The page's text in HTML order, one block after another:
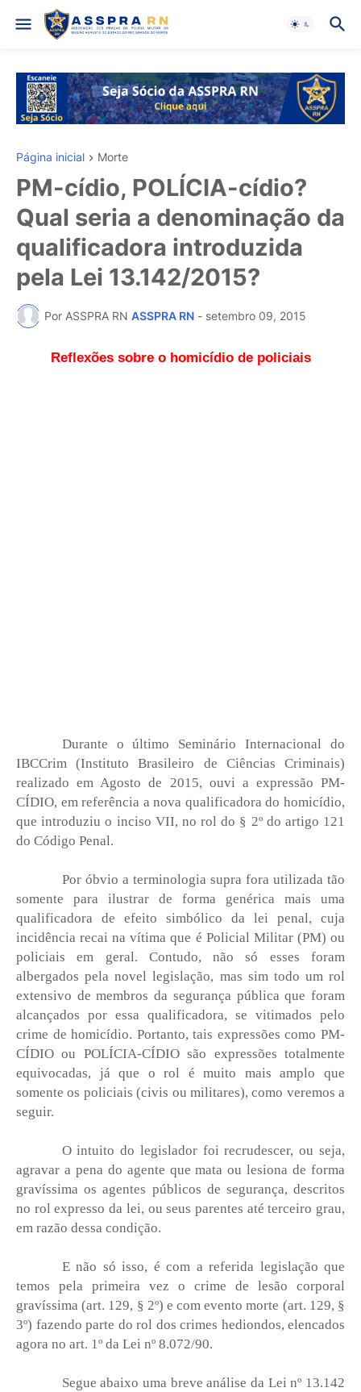
Página inicial Morte
PM-cídio, POLÍCIA-cídio?
Qual seria a denominação da
qualificadora introduzida
pela Lei 13.142/2015?
Por ASSPRA RN ASSPRA RN - setembro 09, 2015
Reflexões sobre o homicídio de policiais
Durante o último Seminário Internacional do
IBCCrim (Instituto Brasileiro de Ciências Criminais)
realizado em Agosto de 2015, ouvi a expressão PM-
CÍDIO, em referência a nova qualificadora do homicídio,
que introduziu o inciso VII, no rol do § 2º do artigo 121
do Código Penal.
Por óbvio a terminologia supra fora utilizada tão
somente para ilustrar de forma genérica mais uma
qualificadora de efeito simbólico da lei penal, cuja
incidência recai na vítima que é Policial Militar (PM) ou
policiais em geral. Contudo, não só esses foram
albergados pela novel legislação, mas sim todo um rol
extensivo de membros da segurança pública que foram
alcançados por essa qualificadora, se vitimados pelo
crime de homicídio. Portanto, tais expressões como PM-
CÍDIO ou POLÍCIA-CÍDIO são expressões totalmente
equivocadas, já que o rol é muito mais amplo que
somente os policiais (civis ou militares), como veremos a
seguir.
O intuito do legislador foi recrudescer, ou seja,
agravar a pena do agente que mata ou lesiona de forma
gravíssima os agentes públicos de segurança, descritos
no rol expresso da lei, ou seus parentes até terceiro grau,
em razão dessa condição.
E não só isso, é com a referida legislação que
temos pela primeira vez o crime de lesão corporal
gravíssima (art. 129, § 2º) e com evento morte (art. 129, §
3º) fazendo parte do rol dos crimes hediondos, elencados
agora no art. 1º da Lei nº 8.072/90.
Segue abaixo uma breve análise da Lei nº 13.142